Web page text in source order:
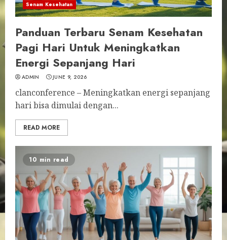
Senam Kesehatan
Panduan Terbaru Senam Kesehatan
Pagi Hari Untuk Meningkatkan
Energi Sepanjang Hari
ADMIN JUNE 9, 2026
clanconference – Meningkatkan energi sepanjang
hari bisa dimulai dengan...
READ MORE
10 min read